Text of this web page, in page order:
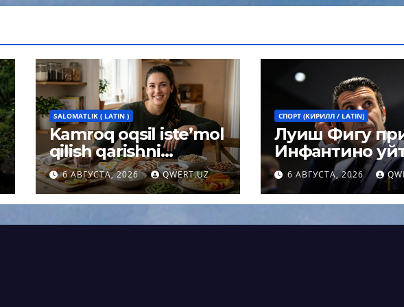
SALOMATLIK ( LATIN )
Kamroq oqsil iste’mol
qilish qarishni
sekinlashtiradi:
olimlarning
kutilmagan xulosasi
6 АВГУСТА, 2026 QWERT.UZ
СПОРТ (КИРИЛЛ / LATIN)
Луиш Фигу
Инфантино
поста
ФИФА
6 АВГУСТА, 2026